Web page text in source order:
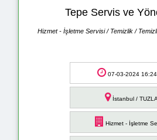
Tepe Servis ve
Hizmet - İşletme Servisi / Temizlik /
07-03-2024
İstanbul /
Hizmet - İşletme